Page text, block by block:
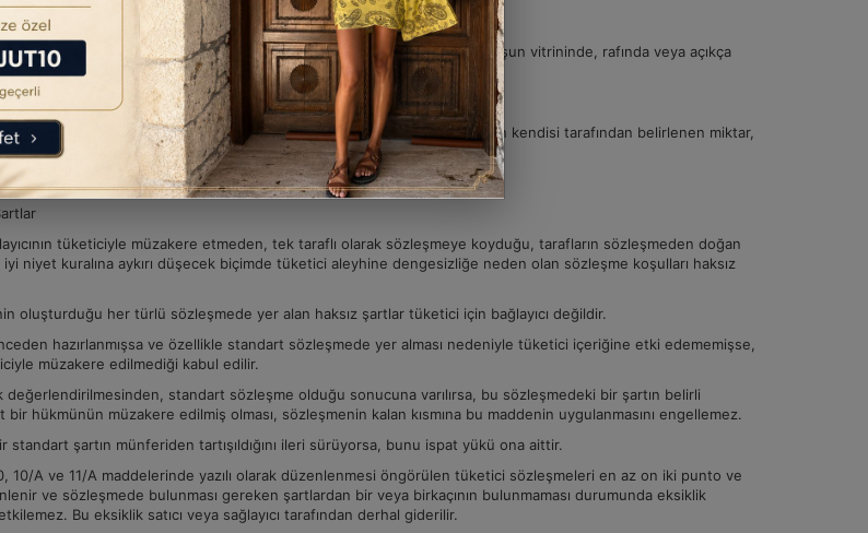
veya "satılık değildir" ibaresi bulunmayan bir malın; ticarî bir kuruluşun vitrininde, rafında veya açıkça
teşhir edilmesi halinde satıcı bu malların satışından kaçınamaz.
sebep olmaksızın kaçınılamaz.
adet yoksa, satıcı bir mal veya hizmetin satışını o mal veya hizmetin kendisi tarafından belirlenen miktar,
ya da başka bir mal veya hizmetin satın alınmasına bağlı kılamaz.
sağlama sözleşmelerinde de bu hüküm uygulanır.
tüketiciyle müzakere etmeden, tek taraflı olarak sözleşmeye koyduğu, tarafların sözleşmeden doğan
niyet kuralına aykırı düşecek biçimde tüketici aleyhine dengesizliğe neden olan sözleşme koşulları haksız
oluşturduğu her türlü sözleşmede yer alan haksız şartlar tüketici için bağlayıcı değildir.
hazırlanmışsa ve özellikle standart sözleşmede yer alması nedeniyle tüketici içeriğine etki edememişse,
müzakere edilmediği kabul edilir.
standart sözleşme olduğu sonucuna varılırsa, bu sözleşmedeki bir şartın belirli
bir hükmünün müzakere edilmiş olması, sözleşmenin kalan kısmına bu maddenin uygulanmasını engellemez.
standart şartın münferiden tartışıldığını ileri sürüyorsa, bunu ispat yükü ona aittir.
10/A ve 11/A maddelerinde yazılı olarak düzenlenmesi öngörülen tüketici sözleşmeleri en az on iki punto ve
ve sözleşmede bulunması gereken şartlardan bir veya birkaçının bulunmaması durumunda eksiklik
Bu eksiklik satıcı veya sağlayıcı tarafından derhal giderilir.